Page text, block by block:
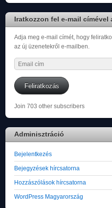
Iratkozzon fel e-mail címével
Adja meg e-mail címét, hogy
az új üzenetekről e-mailben.
Email
cím
Feliratkozás
Join 703 other subscribers
Adminisztráció
Bejelentkezés
Bejegyzések hírcsatorna
Hozzászólások hírcsatorna
WordPress Magyarország